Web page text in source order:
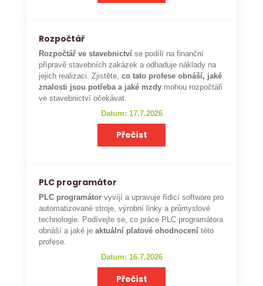
Rozpočtář
Rozpočtář ve stavebnictví se podílí na finanční
přípravě stavebních zakázek a odhaduje náklady na
jejich realizaci. Zjistěte,co tato profese obnáší, jaké
znalosti jsou potřeba a jaké mzdy mohou rozpočtáři
ve stavebnictví očekávat.
Datum: 17.7.2026
Přečíst
PLC programátor
PLC programátor vyvíjí a upravuje řídicí software pro
automatizované stroje, výrobní linky a průmyslové
technologie. Podívejte se, co práce PLC programátora
obnáší a jaké je aktuální platové ohodnocení této
profese.
Datum: 16.7.2026
Přečíst